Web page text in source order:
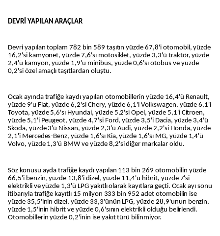
DEVRİ YAPILAN ARAÇLAR
Devri yapılan toplam 782 bin 589 taşıtın yüzde 67,8'i otomobil, yüzde
16,2'si kamyonet, yüzde 7,6'sı motosiklet, yüzde 3,3'ü traktör, yüzde
2,4'ü kamyon, yüzde 1,9'u minibüs, yüzde 0,6'sı otobüs ve yüzde
0,2'si özel amaçlı taşıtlardan oluştu.
Ocak ayında trafiğe kaydı yapılan otomobillerin yüzde 16,4'ü Renault,
yüzde 9'u Fiat, yüzde 6,2'si Chery, yüzde 6,1'i Volkswagen, yüzde 6,1'i
Toyota, yüzde 5,6'sı Hyundai, yüzde 5,2'si Opel, yüzde 5,1'i Citroen,
yüzde 5,1'i Peugeot, yüzde 4,7'si Ford, yüzde 3,5'i Dacia, yüzde 3,4'ü
Skoda, yüzde 3'ü Nissan, yüzde 2,3'ü Audi, yüzde 2,2'si Honda, yüzde
2,1'i Mercedes-Benz, yüzde 1,6'sı Kia, yüzde 1,6'sı MG, yüzde 1,4'ü
Volvo, yüzde 1,3'ü BMW ve yüzde 8,2'si diğer markalar oldu.
Söz konusu ayda trafiğe kaydı yapılan 113 bin 269 otomobilin yüzde
66,5'i benzin, yüzde 13,8'i dizel, yüzde 11,4'ü hibrit, yüzde 7'si
elektrikli ve yüzde 1,3'ü LPG yakıtlı olarak kayıtlara geçti. Ocak ayı sonu
itibarıyla trafiğe kayıtlı 15 milyon 333 bin 952 adet otomobilin ise
yüzde 35,5'inin dizel, yüzde 33,3'ünün LPG, yüzde 28,9'unun benzin,
yüzde 1,5'inin hibrit ve yüzde 0,6'sının elektrikli olduğu belirlendi.
Otomobillerin yüzde 0,2'inin ise yakıt türü bilinmiyor.